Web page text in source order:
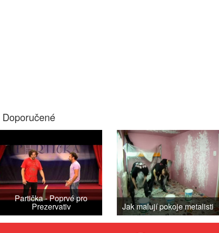
Doporučené
Partička - Poprvé pro
Prezervativ Jak malují pokoje metalisti